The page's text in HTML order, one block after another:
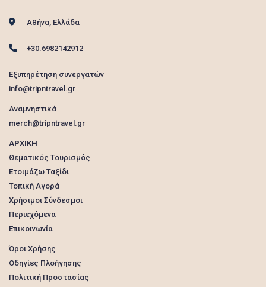
Αθήνα, Ελλάδα
+30.6982142912
Εξυπηρέτηση συνεργατών
info@tripntravel.gr
Αναμνηστικά
merch@tripntravel.gr
ΑΡΧΙΚΗ
Θεματικός Τουρισμός
Ετοιμάζω Ταξίδι
Τοπική Αγορά
Χρήσιμοι Σύνδεσμοι
Περιεχόμενα
Επικοινωνία
Όροι Χρήσης
Οδηγίες Πλοήγησης
Πολιτική Προστασίας